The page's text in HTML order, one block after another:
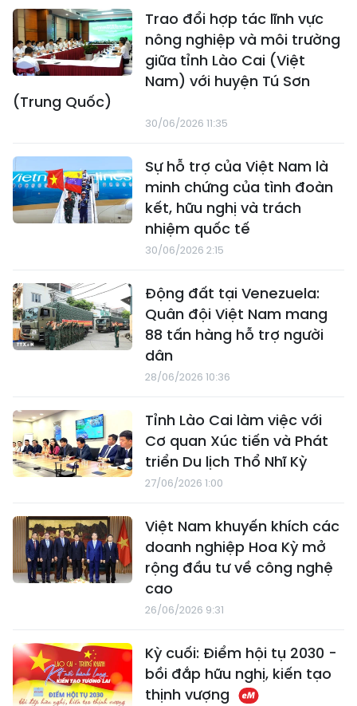
Trao đổi hợp tác lĩnh vực
nông nghiệp và môi trường
giữa tỉnh Lào Cai (Việt
Nam) với huyện Tú Sơn
(Trung Quốc)
30/06/2026 11:35
Sự hỗ trợ của Việt Nam là
minh chứng của tình đoàn
kết, hữu nghị và trách
nhiệm quốc tế
30/06/2026 2:15
Động đất tại Venezuela:
Quân đội Việt Nam mang
88 tấn hàng hỗ trợ người
dân
28/06/2026 10:36
Tỉnh Lào Cai làm việc với
Cơ quan Xúc tiến và Phát
triển Du lịch Thổ Nhĩ Kỳ
27/06/2026 1:00
Việt Nam khuyến khích các
doanh nghiệp Hoa Kỳ mở
rộng đầu tư về công nghệ
cao
26/06/2026 9:31
Kỳ cuối: Điểm hội tụ 2030 -
bồi đắp hữu nghị, kiến tạo
thịnh vượng